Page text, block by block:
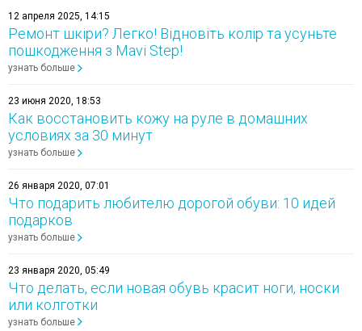
12 апреля 2025, 14:15
Ремонт шкіри? Легко! Відновіть колір та усуньте
пошкодження з Mavi Step!
узнать больше
23 июня 2020, 18:53
Как восстановить кожу на руле в домашних
условиях за 30 минут
узнать больше
26 января 2020, 07:01
Что подарить любителю дорогой обуви: 10 идей
подарков
узнать больше
23 января 2020, 05:49
Что делать, если новая обувь красит ноги, носки
или колготки
узнать больше